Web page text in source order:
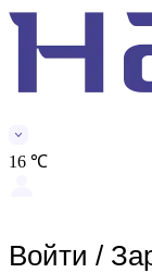
16 ℃
Войти /